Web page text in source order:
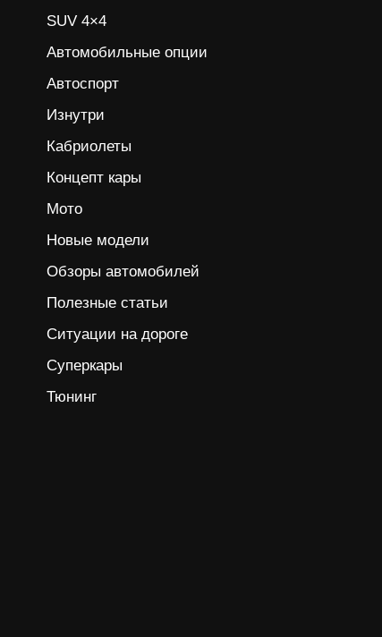
SUV 4×4
Автомобильные опции
Автоспорт
Изнутри
Кабриолеты
Концепт кары
Мото
Новые модели
Обзоры автомобилей
Полезные статьи
Ситуации на дороге
Суперкары
Тюнинг